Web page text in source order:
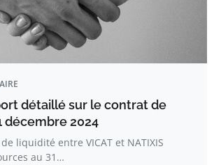
détaillé sur le contrat de
décembre 2024
de liquidité entre VICAT et NATIXIS
au 31…